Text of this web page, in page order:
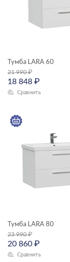
Тумба LARA 60
21 990₽
18 848 ₽
Сравнить
Тумба LARA 80
23 990₽
20 860 ₽
Сравнить